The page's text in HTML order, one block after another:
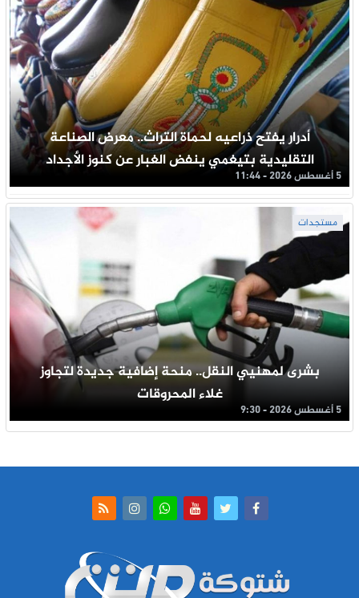
أدرار يفتح ذراعيه لحماة التراث.. معرض الصناعة
التقليدية بتيغمي ينفض الغبار عن كنوز الأجداد
5 أغسطس 2026 - 11:44
مستجدات
بشرى لمهنيي النقل.. منحة إضافية جديدة لتجاوز
غلاء المحروقات
5 أغسطس 2026 - 9:30